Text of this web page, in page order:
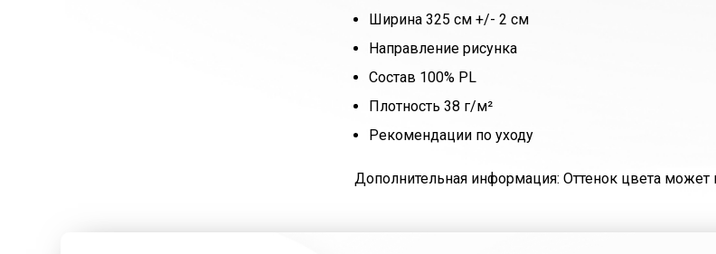
Ширина 325 см +/- 2 см
Направление рисунка
Состав 100% PL
Плотность 38 г/м²
Рекомендации по уходу
Дополнительная информация: Оттенок цвета может